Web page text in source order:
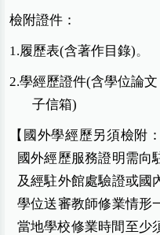
檢附證件：
1.履歷表(含著作目錄)。
2.學經歷證件(含學位論文
子信箱)
【國外學經歷另須檢附
國外經歷服務證明需向
及經駐外館處驗證或國
學位送審教師修業情形
當地學校修業時間至少